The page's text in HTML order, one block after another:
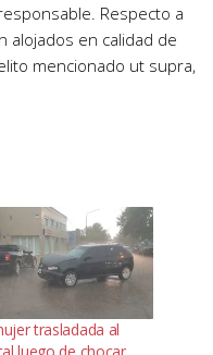
Respecto a
alojados en calidad de
mencionado ut supra,
trasladada al
luego de chocar